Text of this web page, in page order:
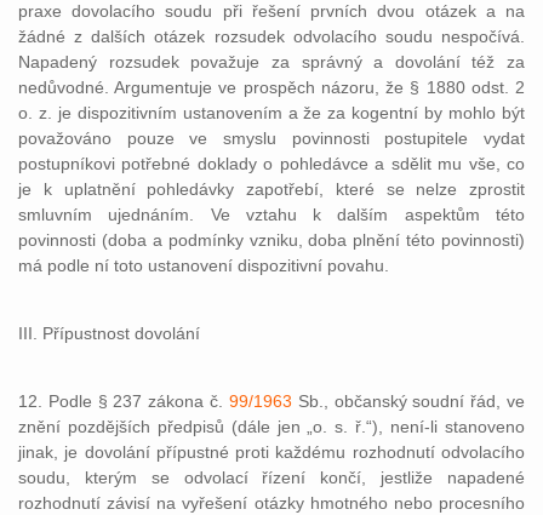
praxe dovolacího soudu při řešení prvních dvou otázek a na
žádné z dalších otázek rozsudek odvolacího soudu nespočívá.
Napadený rozsudek považuje za správný a dovolání též za
nedůvodné. Argumentuje ve prospěch názoru, že § 1880 odst. 2
o. z. je dispozitivním ustanovením a že za kogentní by mohlo být
považováno pouze ve smyslu povinnosti postupitele vydat
postupníkovi potřebné doklady o pohledávce a sdělit mu vše, co
je k uplatnění pohledávky zapotřebí, které se nelze zprostit
smluvním ujednáním. Ve vztahu k dalším aspektům této
povinnosti (doba a podmínky vzniku, doba plnění této povinnosti)
má podle ní toto ustanovení dispozitivní povahu.
III. Přípustnost dovolání
12. Podle § 237 zákona č. 99/1963 Sb., občanský soudní řád, ve
znění pozdějších předpisů (dále jen „o. s. ř.“), není-li stanoveno
jinak, je dovolání přípustné proti každému rozhodnutí odvolacího
soudu, kterým se odvolací řízení končí, jestliže napadené
rozhodnutí závisí na vyřešení otázky hmotného nebo procesního